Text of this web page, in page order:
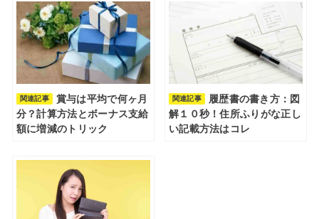
関連記事
賞与は平均で何ヶ月
分？計算方法とボーナス支給
額に増減のトリック
関連記事
履歴書の書き方：図
解１０秒！住所ふりがな正し
い記載方法はコレ